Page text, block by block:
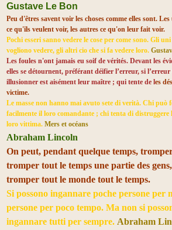
Gustave Le Bon
Peu d'êtres savent voir les choses comme elles sont.
ce qu'ils veulent voir, les autres ce qu'on leur fait voir.
Pochi esseri sanno vedere le cose per come sono. Gli
vogliono vedere, gli altri cio che si fa vedere loro.
Les foules n'ont jamais eu soif de vérités. Devant les
elles se détournent, préférant déifier l’erreur, si
illusionner est aisément leur maître ; qui tente de les
victime.
Le masse non hanno mai avuto sete di verità. Chi
facilmente il loro comandante ; chi tenta di distruggere
loro vittima. Mers et océans
Abraham Lincoln
On peut, pendant quelque temps,
tromper tout le temps une partie des
tromper tout le monde tout le temps.
Si possono ingannare poche persone per
persone per poco tempo. Ma non si
ingannare tutti per sempre. Abraham